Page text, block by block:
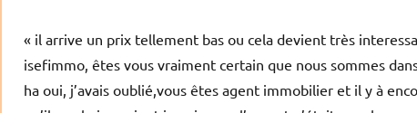
« il arrive un prix tellement bas ou cela devient très
isefimmo, êtes vous vraiment certain que nous sommes dans
ha oui, j’avais oublié,vous êtes agent immobilier et il y à